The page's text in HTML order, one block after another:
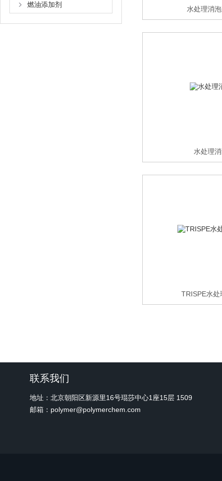
燃油添加剂
水处理消
水处理
TRISPE水处
联系我们
地址：北京朝阳区新源里16号琨莎中心1座15层 1509
邮箱：polymer@polymerchem.com